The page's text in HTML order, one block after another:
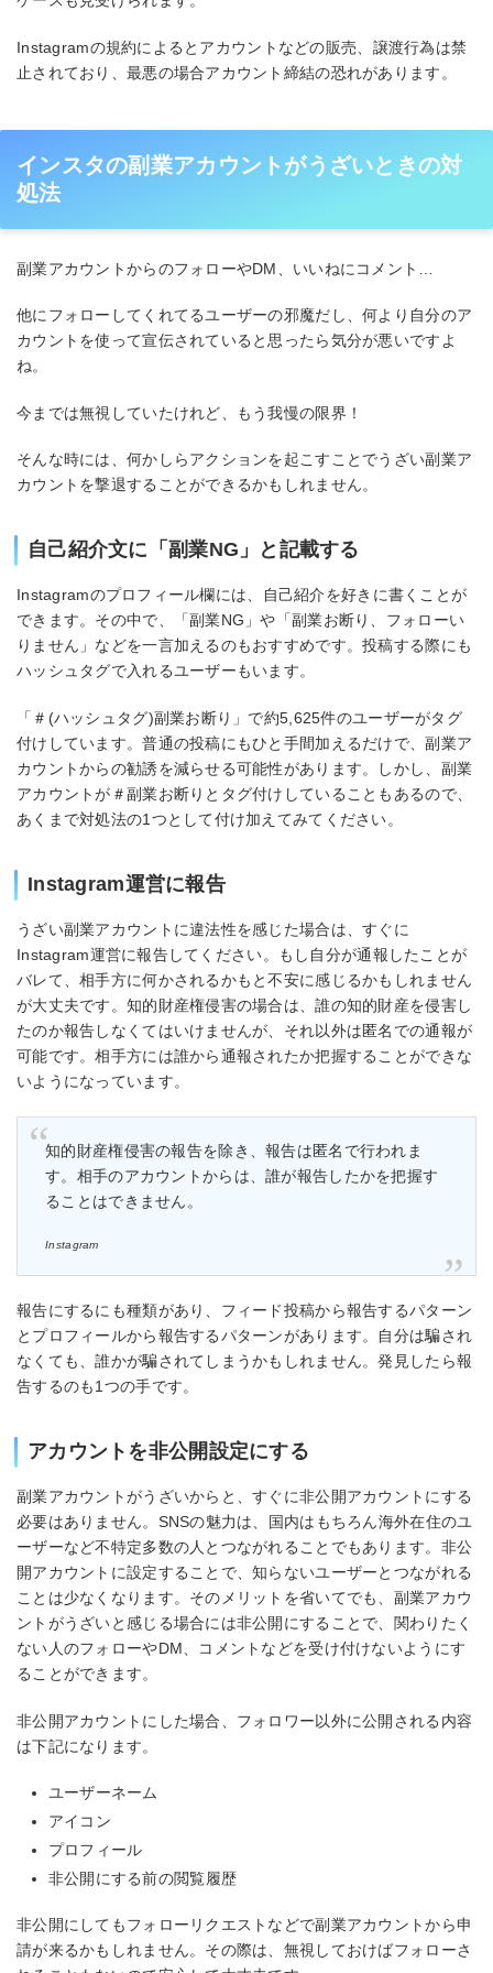
Instagramの規約によるとアカウントなどの販売、譲渡行為は禁
止されており、最悪の場合アカウント締結の恐れがあります。
インスタの副業アカウントがうざいときの対
処法
副業アカウントからのフォローやDM、いいねにコメント…
他にフォローしてくれてるユーザーの邪魔だし、何より自分のア
カウントを使って宣伝されていると思ったら気分が悪いですよ
ね。
今までは無視していたけれど、もう我慢の限界！
そんな時には、何かしらアクションを起こすことでうざい副業ア
カウントを撃退することができるかもしれません。
自己紹介文に「副業NG」と記載する
Instagramのプロフィール欄には、自己紹介を好きに書くことが
できます。その中で、「副業NG」や「副業お断り、フォローい
りません」などを一言加えるのもおすすめです。投稿する際にも
ハッシュタグで入れるユーザーもいます。
「＃(ハッシュタグ)副業お断り」で約5,625件のユーザーがタグ
付けしています。普通の投稿にもひと手間加えるだけで、副業ア
カウントからの勧誘を減らせる可能性があります。しかし、副業
アカウントが＃副業お断りとタグ付けしていることもあるので、
あくまで対処法の1つとして付け加えてみてください。
Instagram運営に報告
うざい副業アカウントに違法性を感じた場合は、すぐに
Instagram運営に報告してください。もし自分が通報したことが
バレて、相手方に何かされるかもと不安に感じるかもしれません
が大丈夫です。知的財産権侵害の場合は、誰の知的財産を侵害し
たのか報告しなくてはいけませんが、それ以外は匿名での通報が
可能です。相手方には誰から通報されたか把握することができな
いようになっています。
知的財産権侵害の報告を除き、報告は匿名で行われま
す。相手のアカウントからは、誰が報告したかを把握す
ることはできません。
Instagram
報告にするにも種類があり、フィード投稿から報告するパターン
とプロフィールから報告するパターンがあります。自分は騙され
なくても、誰かが騙されてしまうかもしれません。発見したら報
告するのも1つの手です。
アカウントを非公開設定にする
副業アカウントがうざいからと、すぐに非公開アカウントにする
必要はありません。SNSの魅力は、国内はもちろん海外在住のユ
ーザーなど不特定多数の人とつながれることでもあります。非公
開アカウントに設定することで、知らないユーザーとつながれる
ことは少なくなります。そのメリットを省いてでも、副業アカウ
ントがうざいと感じる場合には非公開にすることで、関わりたく
ない人のフォローやDM、コメントなどを受け付けないようにす
ることができます。
非公開アカウントにした場合、フォロワー以外に公開される内容
は下記になります。
ユーザーネーム
アイコン
プロフィール
非公開にする前の閲覧履歴
非公開にしてもフォローリクエストなどで副業アカウントから申
請が来るかもしれません。その際は、無視しておけばフォローさ